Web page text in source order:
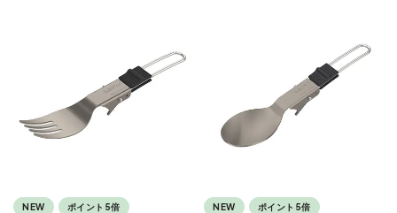
NEW ポイント5倍 NEW ポイント5倍